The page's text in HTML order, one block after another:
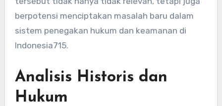
berpotensi menciptakan masalah baru dalam
sistem penegakan hukum dan keamanan di
Indonesia715.
Analisis Historis dan
Hukum